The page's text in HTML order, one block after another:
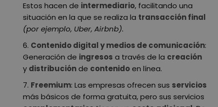
Estos hacen de intermediario, facilitando una
situación en la que se realiza la transacción final
(por ejemplo, Uber, Airbnb).
Contenido digital y medios de comunicación:
Generación de ingresos a través de la creación
y distribuciónde contenidoen línea.
Freemium: Las empresas ofrecen sus servicios
más básicos de forma gratuita, pero sus servicios